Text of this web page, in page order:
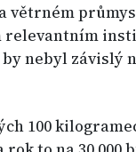
větrném
relevantním
nebyl závislý
100